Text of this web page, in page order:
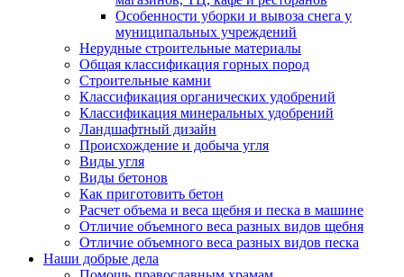
Особенности уборки и вывоза снега у
муниципальных учреждений
Нерудные строительные материалы
Общая классификация горных пород
Строительные камни
Классификация органических удобрений
Классификация минеральных удобрений
Ландшафтный дизайн
Происхождение и добыча угля
Виды угля
Виды бетонов
Как приготовить бетон
Расчет объема и веса щебня и песка в машине
Отличие объемного веса разных видов щебня
Отличие объемного веса разных видов песка
Наши добрые дела